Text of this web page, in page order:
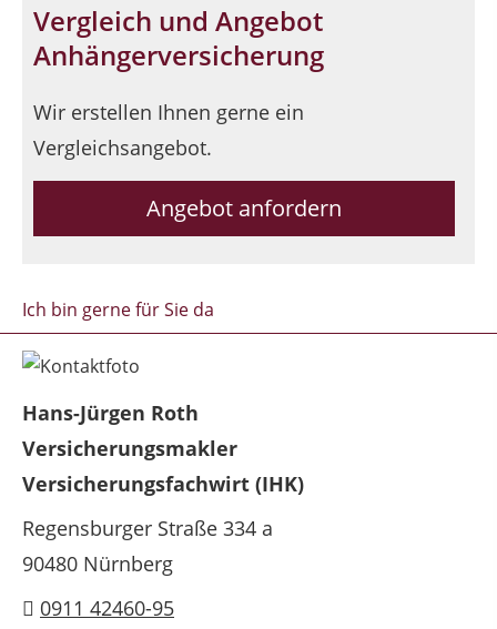
Vergleich und Angebot
Anhängerversicherung
Wir erstellen Ihnen gerne ein
Vergleichsangebot.
Angebot anfordern
Ich bin gerne für Sie da
Hans-Jürgen Roth
Versicherungsmakler
Versicherungsfachwirt (IHK)
Regensburger Straße 334 a
90480 Nürnberg
0911 42460-95